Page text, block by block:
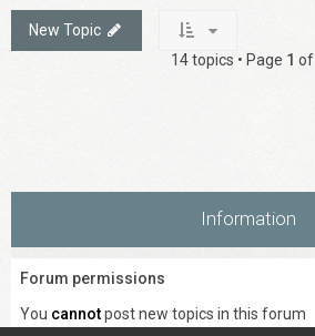
New Topic
14 topics • Page 1 of
Information
Forum permissions
You cannotpost new topics in this forum